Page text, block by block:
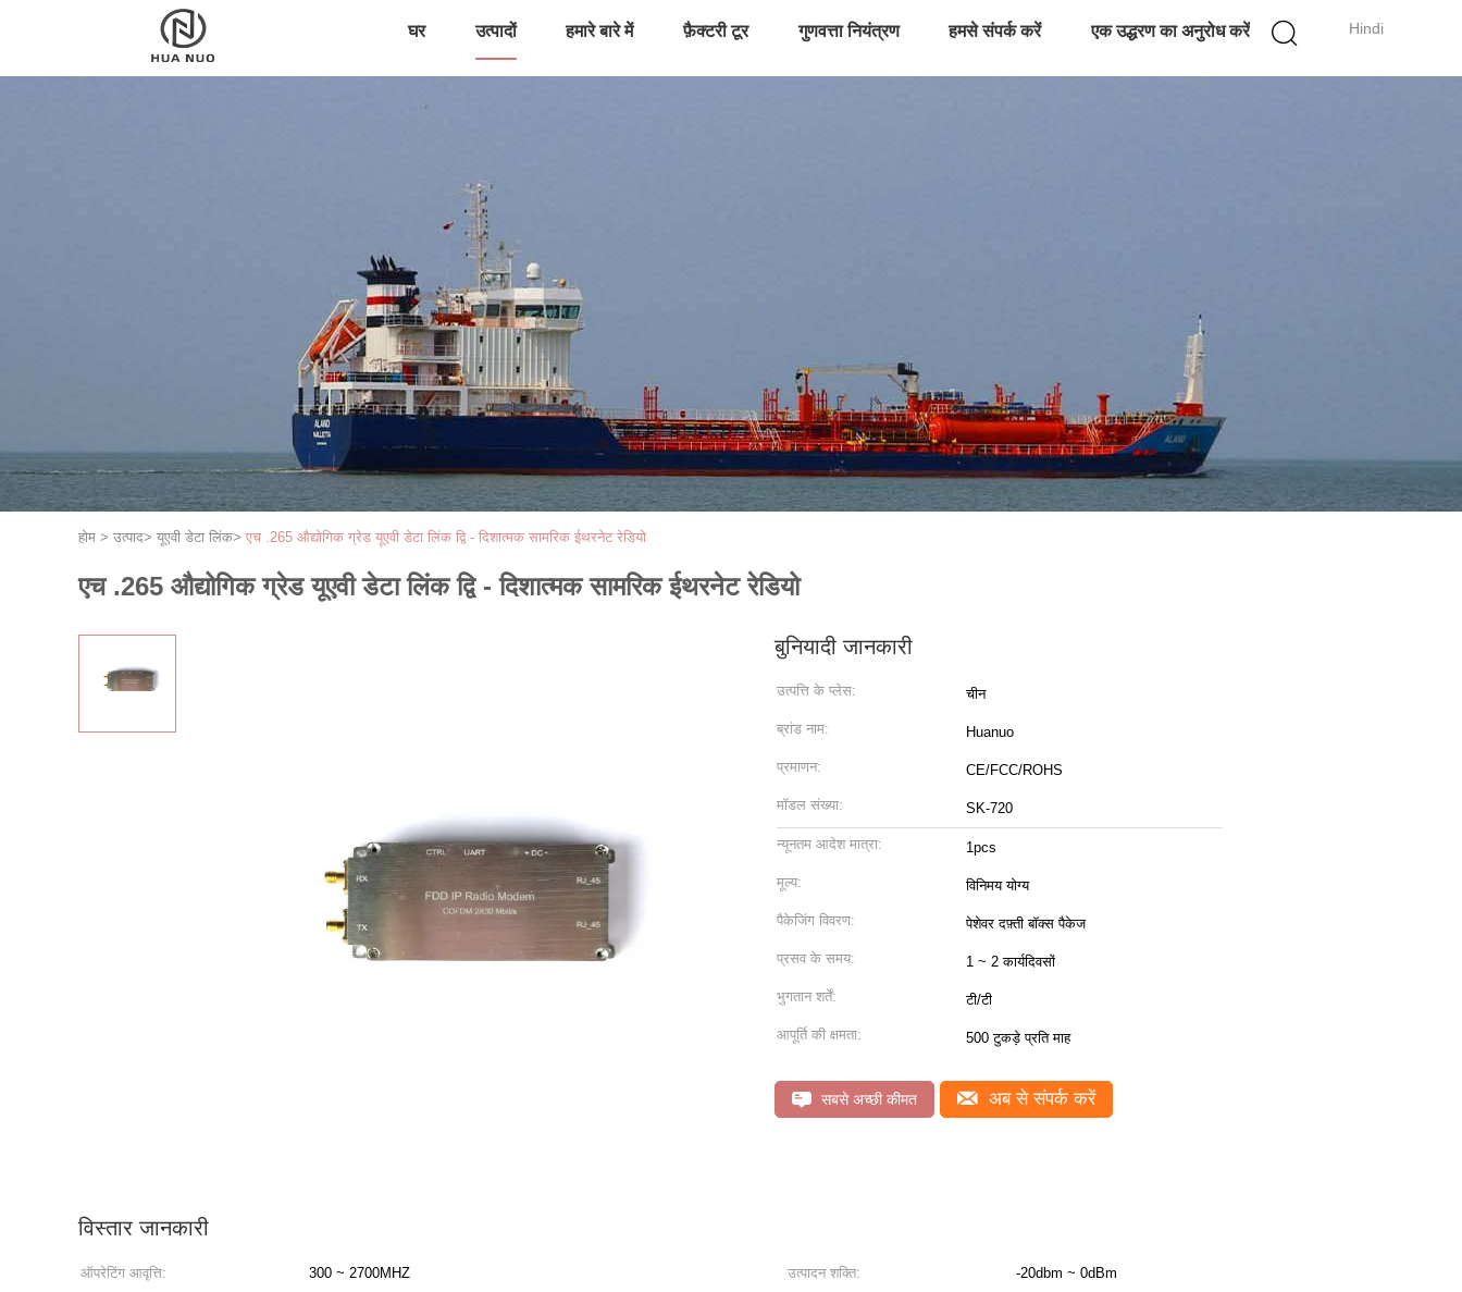
Hindi
घर उत्पादों हमारे बारे में फ़ैक्टरी टूर गुणवत्ता नियंत्रण हमसे संपर्क करें एक उद्धरण का अनुरोध करें
होम > उत्पाद> यूएवी डेटा लिंक> एच .265 औद्योगिक ग्रेड यूएवी डेटा लिंक द्वि - दिशात्मक सामरिक ईथरनेट रेडियो
एच .265 औद्योगिक ग्रेड यूएवी डेटा लिंक द्वि - दिशात्मक सामरिक ईथरनेट रेडियो
बुनियादी जानकारी
उत्पत्ति के प्लेस: चीन
ब्रांड नाम: Huanuo
प्रमाणन: CE/FCC/ROHS
मॉडल संख्या: SK-720
न्यूनतम आदेश मात्रा: 1pcs
मूल्य: विनिमय योग्य
पैकेजिंग विवरण: पेशेवर दफ़्ती बॉक्स पैकेज
प्रसव के समय: 1 ~ 2 कार्यदिवसों
भुगतान शर्तें: टी/टी
आपूर्ति की क्षमता: 500 टुकड़े प्रति माह
सबसे अच्छी कीमत अब से संपर्क करें
विस्तार जानकारी
ऑपरेटिंग आवृत्ति: 300 ~ 2700MHZ उत्पादन शक्ति:
-20dbm ~ 0dBm